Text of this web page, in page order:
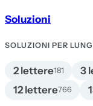
Soluzioni
SOLUZIONI PER
2 lettere181 3
12 lettere766